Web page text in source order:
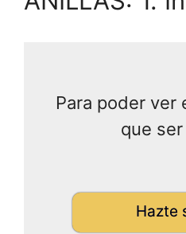
Para poder ver
que
Hazte